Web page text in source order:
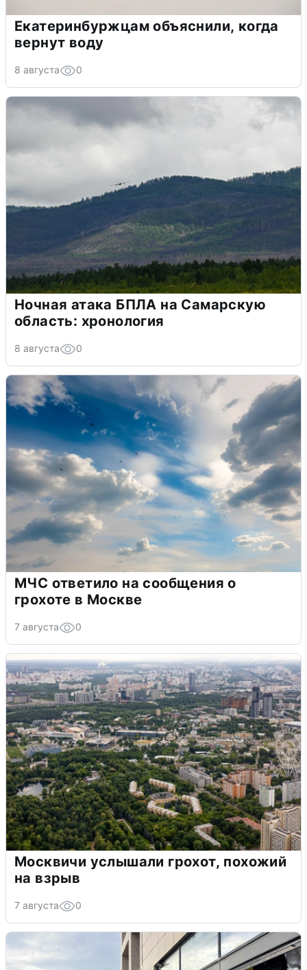
Екатеринбуржцам объяснили, когда
вернут воду
8 августа 0
Ночная атака БПЛА на Самарскую
область: хронология
8 августа 0
МЧС ответило на сообщения о
грохоте в Москве
7 августа 0
Москвичи услышали грохот, похожий
на взрыв
7 августа 0